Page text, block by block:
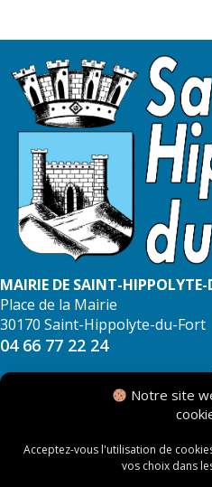
Notre site
Acceptez-vous l'utilisation de
vos choix dans
MAIRIE DE SAINT-HIPPOLYTE-
Place de la Mairie
30170 Saint-Hippolyte-du-Fort
04 66 77 22 24